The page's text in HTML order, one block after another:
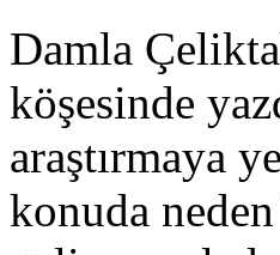
Damla
köşesinde
araştırmaya
konuda neden